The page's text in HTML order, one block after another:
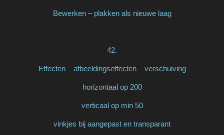
Bewerken – plakken als nieuwe laag
42.
Effecten – afbeeldingseffecten – verschuiving
horizontaal op 200
verticaal op min 50
vinkjes bij aangepast en transparant